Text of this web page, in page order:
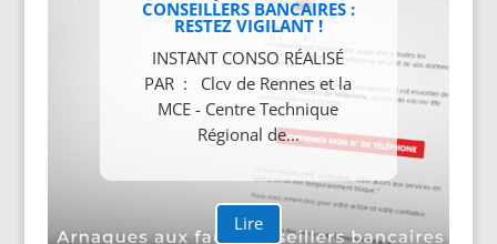
CONSEILLERS BANCAIRES :
RESTEZ VIGILANT !
INSTANT CONSO RÉALISÉ
PAR : Clcv de Rennes et la
MCE - Centre Technique
Régional de...
Lire